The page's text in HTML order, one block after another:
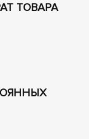
ТОВАРА